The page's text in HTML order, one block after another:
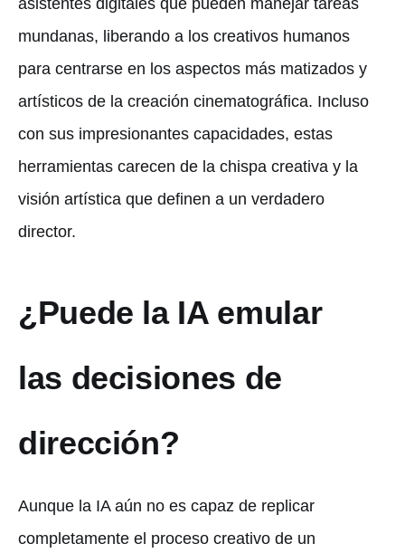
mundanas, liberando a los creativos humanos
para centrarse en los aspectos más matizados y
artísticos de la creación cinematográfica. Incluso
con sus impresionantes capacidades, estas
herramientas carecen de la chispa creativa y la
visión artística que definen a un verdadero
director.
¿Puede la IA emular
las decisiones de
dirección?
Aunque la IA aún no es capaz de replicar
completamente el proceso creativo de un